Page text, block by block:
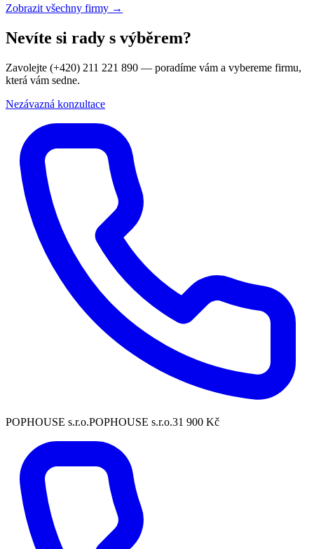
Zobrazit všechny firmy →
Nevíte si rady s výběrem?
Zavolejte (+420) 211 221 890 — poradíme vám a vybereme firmu,
která vám sedne.
Nezávazná konzultace
POPHOUSE s.r.o.POPHOUSE s.r.o.31 900 Kč